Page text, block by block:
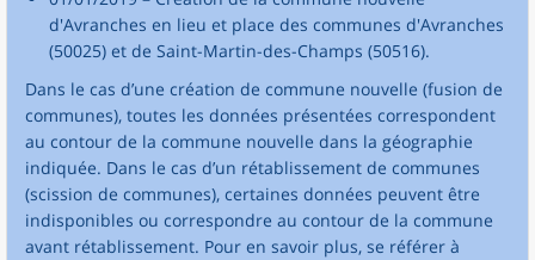
d'Avranches en lieu et place des communes d'Avranches
(50025) et de Saint-Martin-des-Champs (50516).
Dans le cas d’une création de commune nouvelle (fusion de
communes), toutes les données présentées correspondent
au contour de la commune nouvelle dans la géographie
indiquée. Dans le cas d’un rétablissement de communes
(scission de communes), certaines données peuvent être
indisponibles ou correspondre au contour de la commune
avant rétablissement. Pour en savoir plus, se référer à